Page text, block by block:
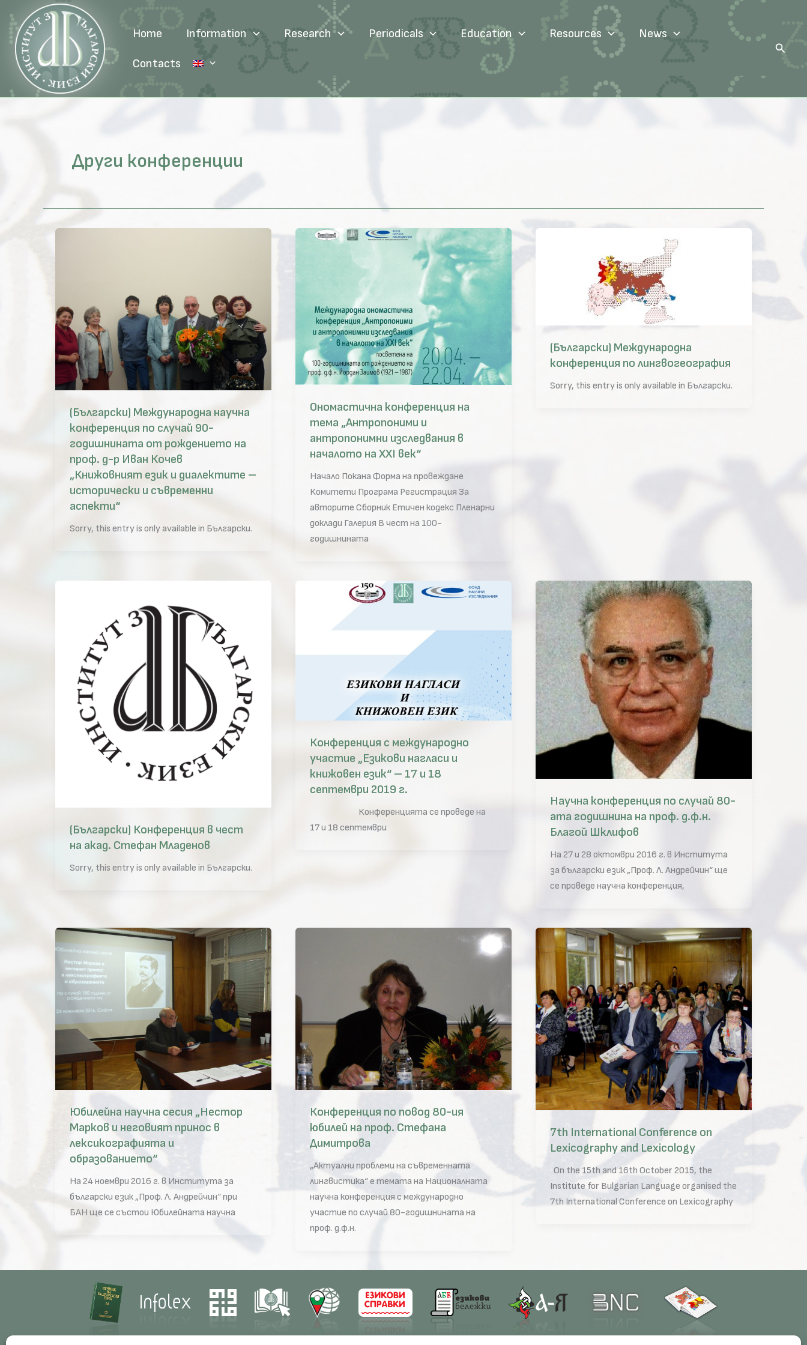
content
Home Information Research Periodicals Education Resources News
Contacts
Search
Други конференции
(Български) Международна научна
конференция по случай 90-
годишнината от рождението на
проф. д-р Иван Кочев
„Книжовният език и диалектите –
исторически и съвременни
аспекти“
Sorry, this entry is only available in Български.
Ономастична конференция на
тема „Антропоними и
антропонимни изследвания в
началото на XXI век“
Начало Покана Форма на провеждане
Комитети Програма Регистрация За
авторите Сборник Етичен кодекс Пленарни
доклади Галерия В чест на 100-
годишнината
(Български) Международна
конференция по лингвогеография
Sorry, this entry is only available in Български.
(Български) Конференция в чест
на акад. Стефан Младенов
Sorry, this entry is only available in Български.
Конференция с международно
участие „Езикови нагласи и
книжовен език“ – 17 и 18
септември 2019 г.
Конференцията се проведе на
17 и 18 септември
Научна конференция по случай 80-
ата годишнина на проф. д.ф.н.
Благой Шклифов
На 27 и 28 октомври 2016 г. в Института
за български език „Проф. Л. Андрейчин“ ще
се проведе научна конференция,
Юбилейна научна сесия „Нестор
Марков и неговият принос в
лексикографията и
образованието“
На 24 ноември 2016 г. в Института за
български език „Проф. Л. Андрейчин“ при
БАН ще се състои Юбилейната научна
Конференция по повод 80-ия
юбилей на проф. Стефана
Димитрова
„Актуални проблеми на съвременната
лингвистика“ е темата на Националната
научна конференция с международно
участие по случай 80-годишнината на
проф. д.ф.н.
7th International Conference on
Lexicography and Lexicology
On the 15th and 16th October 2015, the
Institute for Bulgarian Language organised the
7th International Conference on Lexicography